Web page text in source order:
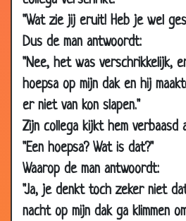
"Wat zie jij eruit! Heb je wel
Dus de man antwoordt:
"Nee, het was verschrikkelijk,
hoepsa op mijn dak en hij
er niet van kon slapen."
Zijn collega kijkt hem verbaasd
"Een hoepsa? Wat is dat?"
Waarop de man antwoordt:
"Ja, je denkt toch zeker niet
nacht op mijn dak ga klimmen
2002
15 Dec
2002
Kippen
2002
2002
Beenloos
11 Dec
2002
Bond James Bond